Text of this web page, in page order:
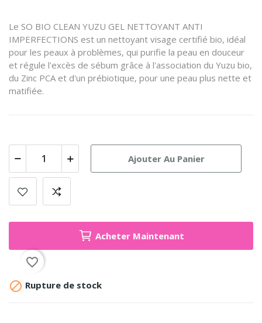
Le SO BIO CLEAN YUZU GEL NETTOYANT ANTI
IMPERFECTIONS est un nettoyant visage certifié bio, idéal
pour les peaux à problèmes, qui purifie la peau en douceur
et régule l'excès de sébum grâce à l'association du Yuzu bio,
du Zinc PCA et d'un prébiotique, pour une peau plus nette et
matifiée.
Ajouter Au Panier
Acheter Maintenant
favorite_border
 Rupture de stock